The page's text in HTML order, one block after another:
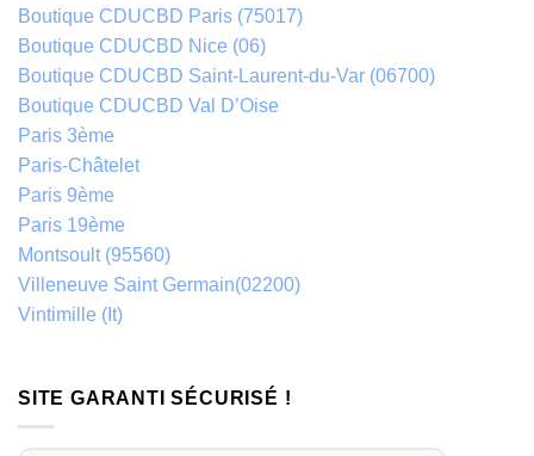
Boutique CDUCBD Paris (75017)
Boutique CDUCBD Nice (06)
Boutique CDUCBD Saint-Laurent-du-Var (06700)
Boutique CDUCBD Val D’Oise
Paris 3ème
Paris-Châtelet
Paris 9ème
Paris 19ème
Montsoult (95560)
Villeneuve Saint Germain(02200)
Vintimille (It)
SITE GARANTI SÉCURISÉ !